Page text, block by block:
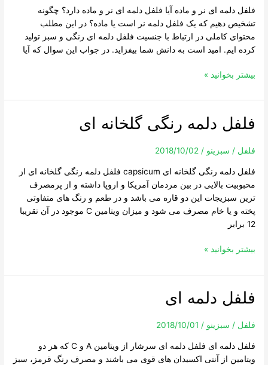
فلفل دلمه ای نر و ماده آیا فلفل دلمه ای نر و ماده دارد؟ چگونه
تشخیص دهیم که یک فلفل دلمه نر است یا ماده؟ در این مطلب
محتوای کاملی در ارتباط با جنسیت فلفل دلمه ای رنگی و سبز تولید
کرده ایم. امید است به دانش شما بیفزاید. در جواب این سوال که آیا
و
ماده
بیشتر بخوانید »
فلفل دلمه رنگی گلخانه ای
فلفل / سبزینو/
2018/10/02
فلفل دلمه رنگی گلخانه ای capsicum فلفل دلمه رنگی گلخانه ای از
محبوبیت بالایی در بین مردمان آمریکا و اروپا داشته و از پرمصرف
ترین سبزیجات این دو قاره می باشد و در طعم و رنگ های متفاوتی
پخته و یا خام مصرف می شود و میزان ویتامین C موجود در آن تقریبا
12 برابر
فلفل
دلمه
رنگی
ای
بیشتر بخوانید »
فلفل دلمه ای
فلفل / سبزینو/
2018/10/01
فلفل دلمه ای فلفل دلمه ای سرشار از ویتامین A و C که هر دو
ویتامین از آنتی اکسیدان های قوی می باشند و مصرف رنگ قرمز، سبز
فلفل
دلمه
ای